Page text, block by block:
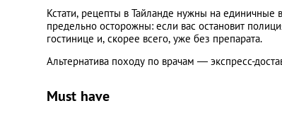
Кстати, рецепты в Тайланде нужны на
предельно осторожны: если вас остановит
гостинице и, скорее всего, уже без препарата.
Альтернатива походу по врачам — экспресс-
Must have